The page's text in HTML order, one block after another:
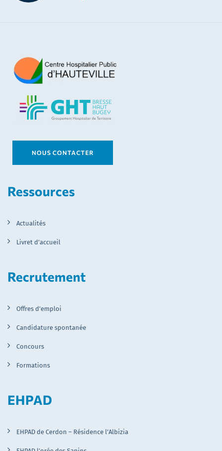
NOUS CONTACTER
Ressources
Actualités
Livret d’accueil
Recrutement
Offres d’emploi
Candidature spontanée
Concours
Formations
EHPAD
EHPAD de Cerdon – Résidence l’Albizia